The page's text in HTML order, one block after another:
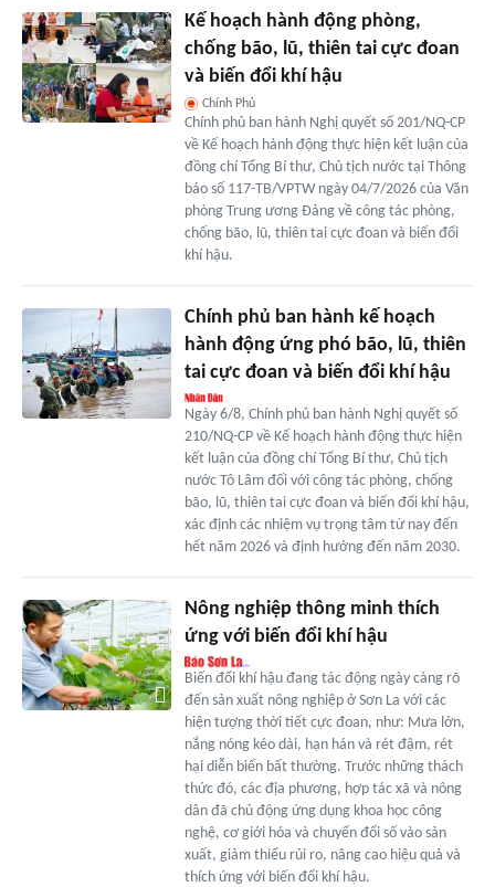
Kế hoạch hành động phòng,
chống bão, lũ, thiên tai cực đoan
và biến đổi khí hậu
Chính Phủ
Chính phủ ban hành Nghị quyết số 201/NQ-CP
về Kế hoạch hành động thực hiện kết luận của
đồng chí Tổng Bí thư, Chủ tịch nước tại Thông
báo số 117-TB/VPTW ngày 04/7/2026 của Văn
phòng Trung ương Đảng về công tác phòng,
chống bão, lũ, thiên tai cực đoan và biến đổi
khí hậu.
Chính phủ ban hành kế hoạch
hành động ứng phó bão, lũ, thiên
tai cực đoan và biến đổi khí hậu
Ngày 6/8, Chính phủ ban hành Nghị quyết số
210/NQ-CP về Kế hoạch hành động thực hiện
kết luận của đồng chí Tổng Bí thư, Chủ tịch
nước Tô Lâm đối với công tác phòng, chống
bão, lũ, thiên tai cực đoan và biến đổi khí hậu,
xác định các nhiệm vụ trọng tâm từ nay đến
hết năm 2026 và định hướng đến năm 2030.
Nông nghiệp thông minh thích
ứng với biến đổi khí hậu
Biến đổi khí hậu đang tác động ngày càng rõ
đến sản xuất nông nghiệp ở Sơn La với các
hiện tượng thời tiết cực đoan, như: Mưa lớn,
nắng nóng kéo dài, hạn hán và rét đậm, rét
hại diễn biến bất thường. Trước những thách
thức đó, các địa phương, hợp tác xã và nông
dân đã chủ động ứng dụng khoa học công
nghệ, cơ giới hóa và chuyển đổi số vào sản
xuất, giảm thiểu rủi ro, nâng cao hiệu quả và
thích ứng với biến đổi khí hậu.